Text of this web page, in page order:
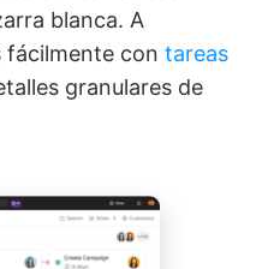
blanca. A
fácilmente con tareas
granulares de